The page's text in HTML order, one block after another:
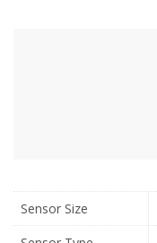
Sensor Size